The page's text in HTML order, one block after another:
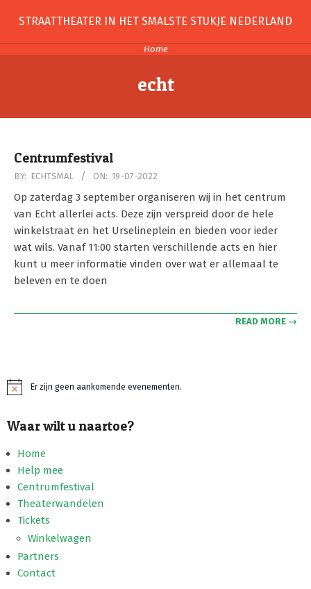
content
STRAATTHEATER IN HET SMALSTE STUKJE NEDERLAND
Home
echt
Centrumfestival
2022-
07-
BY: ECHTSMAL ON: 19-07-2022
Op zaterdag 3 september organiseren wij in het centrum
van Echt allerlei acts. Deze zijn verspreid door de hele
winkelstraat en het Urselineplein en bieden voor ieder
wat wils. Vanaf 11:00 starten verschillende acts en hier
kunt u meer informatie vinden over wat er allemaal te
beleven en te doen
READ MORE →
BerichtEr zijn geen aankomende evenementen.
Waar wilt u naartoe?
Home
Help mee
Centrumfestival
Theaterwandelen
Tickets
Winkelwagen
Partners
Contact